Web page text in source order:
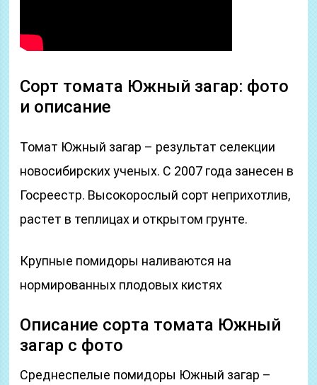
Сорт томата Южный загар: фото
и описание
Томат Южный загар – результат селекции
новосибирских ученых. С 2007 года занесен в
Госреестр. Высокорослый сорт неприхотлив,
растет в теплицах и открытом грунте.
Крупные помидоры наливаются на
нормированных плодовых кистях
Описание сорта томата Южный
загар с фото
Среднеспелые помидоры Южный загар –